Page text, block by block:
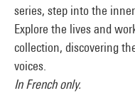
series, step into the
Explore the lives and
collection, discovering
voices.
In French only.